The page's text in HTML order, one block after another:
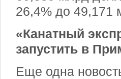
26,4% до 49,171
«Канатный
запустить в
Еще одна